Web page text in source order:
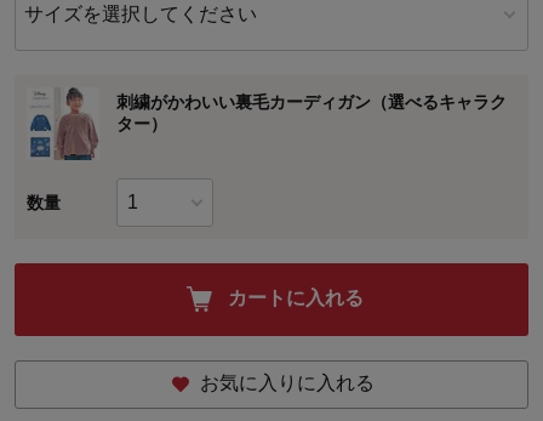
サイズを選択してください
刺繍がかわいい裏毛カーディガン（選べるキャラク
ター）
数量
カートに入れる
お気に入りに入れる